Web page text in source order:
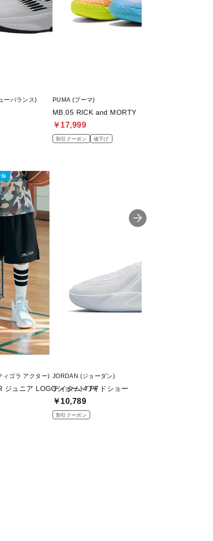
ーバランス) PUMA (プーマ)
MB.05 RICK and MORTY
￥17,999
割引クーポン 値下げ
ィゴラ アクター)
ジュニア LOGOショートワイドショー
JORDAN (ジョーダン)
テイタム 4 PF
￥10,789
割引クーポン